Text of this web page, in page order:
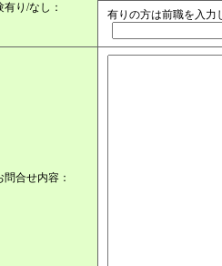
り/なし：
有りの方は前職を入力
問合せ内容：